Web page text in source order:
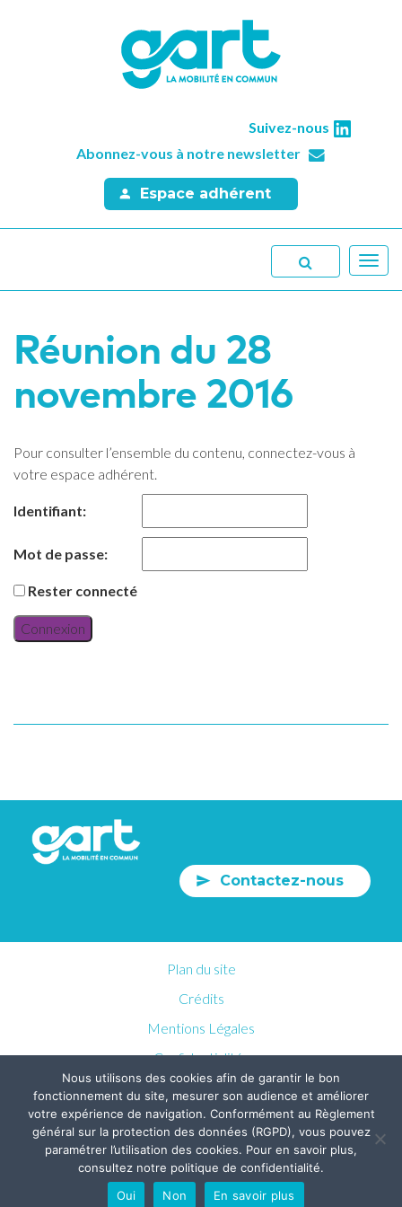
Suivez-nous
Abonnez-vous à notre newsletter
Espace adhérent
Réunion du 28
novembre 2016
Pour consulter l’ensemble du contenu, connectez-vous à
votre espace adhérent.
Identifiant:
Mot de passe:
Rester connecté
Connexion
Contactez-nous
Plan du site
Crédits
Mentions Légales
Confidentialités
Nous utilisons des cookies afin de garantir le bon
fonctionnement du site, mesurer son audience et améliorer
votre expérience de navigation. Conformément au Règlement
général sur la protection des données (RGPD), vous pouvez
paramétrer l’utilisation des cookies. Pour en savoir plus,
consultez notre politique de confidentialité.
Oui
Non En savoir plus